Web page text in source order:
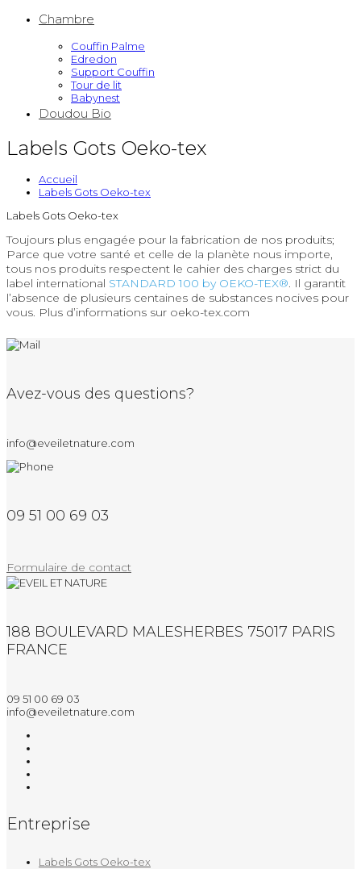
Chambre
Couffin Palme
Edredon
Support Couffin
Tour de lit
Babynest
Doudou Bio
Labels Gots Oeko-tex
Accueil
Labels Gots Oeko-tex
Labels Gots Oeko-tex
Toujours plus engagée pour la fabrication de nos produits;
Parce que votre santé et celle de la planète nous importe,
tous nos produits respectent le cahier des charges strict du
label international STANDARD 100 by OEKO-TEX®. Il garantit
l’absence de plusieurs centaines de substances nocives pour
vous. Plus d’informations sur oeko-tex.com
Avez-vous des questions?
info@eveiletnature.com
09 51 00 69 03
Formulaire de contact
188 BOULEVARD MALESHERBES 75017 PARIS
FRANCE
09 51 00 69 03
info@eveiletnature.com
Entreprise
Labels Gots Oeko-tex